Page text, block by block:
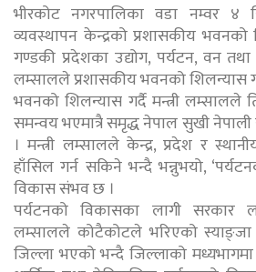
भीरकोट नगरपालिका वडा नम्वर ४
व्यवस्थापन केन्द्रको प्रशासकीय
गण्डकी प्रदेशका उद्योग, पर्यटन, वन तथा
लम्सालले प्रशासकीय भवनको शिलन्यास
भवनको शिलन्यास गर्दै मन्त्री लम्सालले
समन्वय भएमात्रै समृद्ध नेपाल सुखी
। मन्त्री लम्सालले केन्द्र, प्रदेश र
हाँसिल गर्न सकिने भन्दै भन्नुभयो,
विकास संभव छ ।
पर्यटनको विकासका लागी सरकार
लम्सालले कोटैकोटले भरिएको स्याङ्जा
जिल्ला भएको भन्दै जिल्लाको